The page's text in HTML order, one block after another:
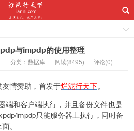
与impdp的使用整理
分类： 数据库 阅读(8495) 评论(0)
友情赞助，首发于烂泥行天下。
端和客户端执行，并且备份文件也是
impdp只能服务器上执行，同时备
。